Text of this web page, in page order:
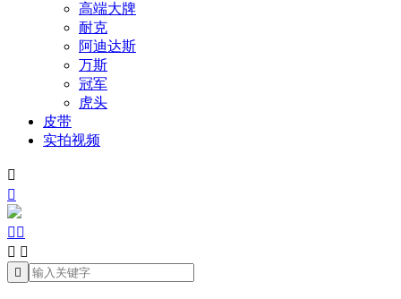
高端大牌
耐克
阿迪达斯
万斯
冠军
虎头
皮带
实拍视频


 
 
